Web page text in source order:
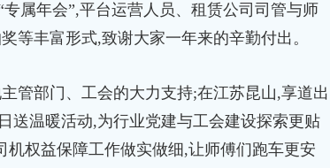
属年会”,平台运营人员、租赁公司司管与师
等丰富形式,致谢大家一年来的辛勤付出。
部门、工会的大力支持;在江苏昆山,享道出
送温暖活动,为行业党建与工会建设探索更贴
权益保障工作做实做细,让师傅们跑车更安